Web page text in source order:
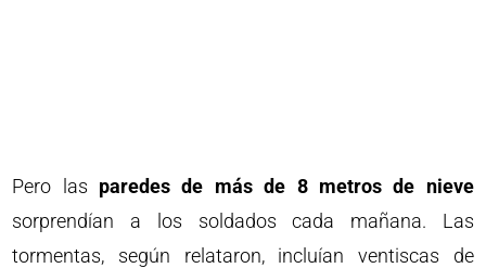
Pero las paredes de más de 8 metros de nieve
sorprendían a los soldados cada mañana. Las
tormentas, según relataron, incluían ventiscas de